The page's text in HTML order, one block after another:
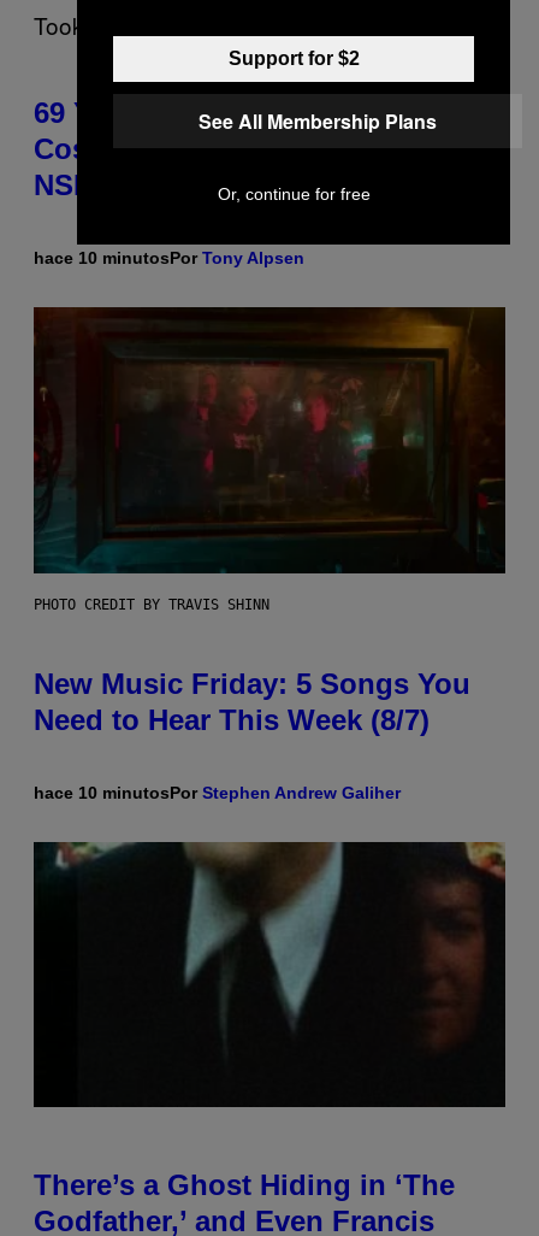
69 Years Ago, Abbott and
Costello’s Feud Took a Very
NSFW Turn
hace 10 minutosPorTony Alpsen
PHOTO CREDIT BY TRAVIS SHINN
New Music Friday: 5 Songs You
Need to Hear This Week (8/7)
hace 10 minutosPorStephen Andrew Galiher
There’s a Ghost Hiding in ‘The
Godfather,’ and Even Francis
Support for $2
See All Membership Plans
Or, continue for free